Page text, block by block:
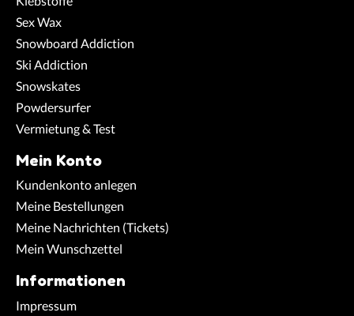
Sex Wax
Snowboard Addiction
Ski Addiction
Snowskates
Powdersurfer
Vermietung & Test
Mein Konto
Kundenkonto anlegen
Meine Bestellungen
Meine Nachrichten (Tickets)
Mein Wunschzettel
Informationen
Impressum